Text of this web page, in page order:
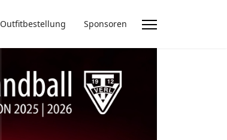
Outfitbestellung Sponsoren